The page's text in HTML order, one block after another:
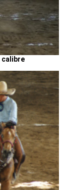
calibre